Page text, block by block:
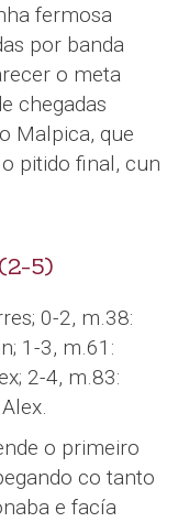
fermosa
por banda
o meta
chegadas
Malpica, que
pitido final, cun
5)
0-2, m.38:
1-3, m.61:
2-4, m.83:
o primeiro
co tanto
e facía